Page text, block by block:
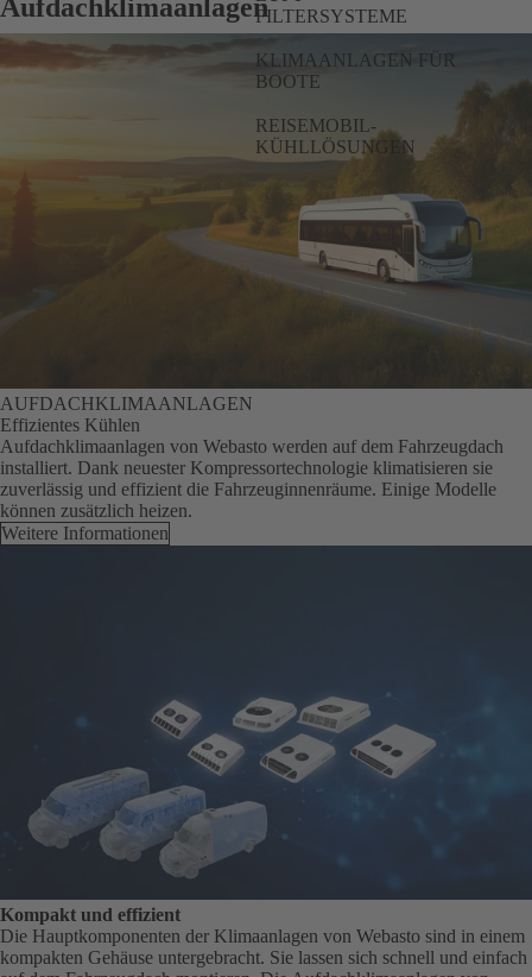
FILTERSYSTEME
KLIMAANLAGEN FÜR
BOOTE
REISEMOBIL-
KÜHLLÖSUNGEN
Aufdachklimaanlagen
AUFDACHKLIMAANLAGEN
Effizientes Kühlen
Aufdachklimaanlagen von Webasto werden auf dem Fahrzeugdach
installiert. Dank neuester Kompressortechnologie klimatisieren sie
zuverlässig und effizient die Fahrzeuginnenräume. Einige Modelle
können zusätzlich heizen.
Weitere Informationen
Kompakt und effizient
Die Hauptkomponenten der Klimaanlagen von Webasto sind in einem
kompakten Gehäuse untergebracht. Sie lassen sich schnell und einfach